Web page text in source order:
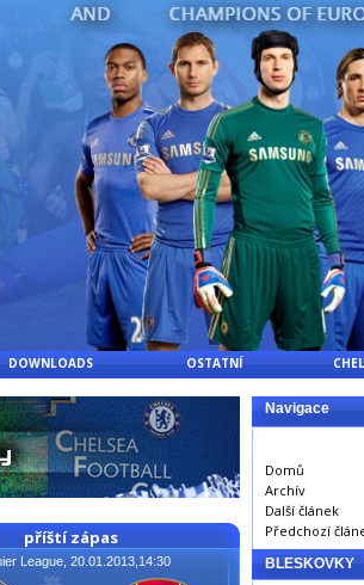
DOWNLOADS OSTATNÍ
příští zápas
League, 20.01.2013,14:30
Navigace
Domů
Archív
Další článek
Předchozí
BLESKOVKY